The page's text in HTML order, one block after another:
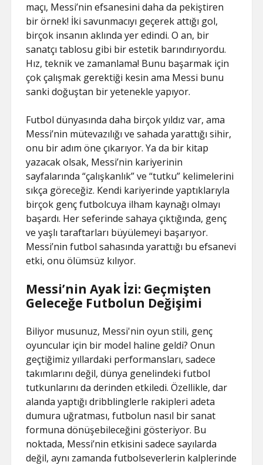
maçı, Messi’nin efsanesini daha da pekiştiren
bir örnek! İki savunmacıyı geçerek attığı gol,
birçok insanın aklında yer edindi. O an, bir
sanatçı tablosu gibi bir estetik barındırıyordu.
Hız, teknik ve zamanlama! Bunu başarmak için
çok çalışmak gerektiği kesin ama Messi bunu
sanki doğuştan bir yetenekle yapıyor.
Futbol dünyasında daha birçok yıldız var, ama
Messi’nin mütevazılığı ve sahada yarattığı sihir,
onu bir adım öne çıkarıyor. Ya da bir kitap
yazacak olsak, Messi’nin kariyerinin
sayfalarında “çalışkanlık” ve “tutku” kelimelerini
sıkça göreceğiz. Kendi kariyerinde yaptıklarıyla
birçok genç futbolcuya ilham kaynağı olmayı
başardı. Her seferinde sahaya çıktığında, genç
ve yaşlı taraftarları büyülemeyi başarıyor.
Messi’nin futbol sahasında yarattığı bu efsanevi
etki, onu ölümsüz kılıyor.
Messi’nin Ayak İzi: Geçmişten
Geleceğe Futbolun Değişimi
Biliyor musunuz, Messi'nin oyun stili, genç
oyuncular için bir model haline geldi? Onun
geçtiğimiz yıllardaki performansları, sadece
takımlarını değil, dünya genelindeki futbol
tutkunlarını da derinden etkiledi. Özellikle, dar
alanda yaptığı dribblinglerle rakipleri adeta
dumura uğratması, futbolun nasıl bir sanat
formuna dönüşebileceğini gösteriyor. Bu
noktada, Messi’nin etkisini sadece sayılarda
değil, aynı zamanda futbolseverlerin kalplerinde